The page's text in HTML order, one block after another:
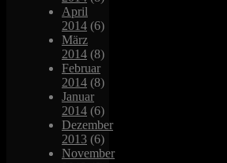
April
2014 (6)
März
2014 (8)
Februar
2014 (8)
Januar
2014 (6)
Dezember
2013 (6)
November